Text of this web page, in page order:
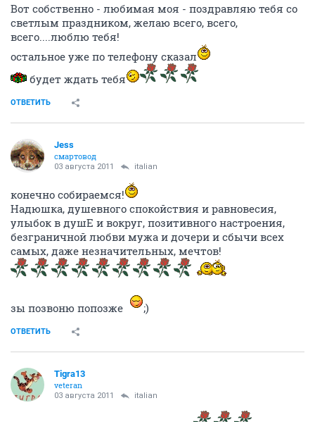
Вот собственно - любимая моя - поздравляю тебя со
светлым праздником, желаю всего, всего,
всего....люблю тебя!
остальное уже по телефону сказал
будет ждать тебя
ОТВЕТИТЬ
Jess
смартовод
03 августа 2011 italian
конечно собираемся!
Надюшка, душевного спокойствия и равновесия,
улыбок в душЕ и вокруг, позитивного настроения,
безграничной любви мужа и дочери и сбычи всех
самых, даже незначительных, мечтов!
зы позвоню попозже ;)
ОТВЕТИТЬ
Tigra13
veteran
03 августа 2011 italian